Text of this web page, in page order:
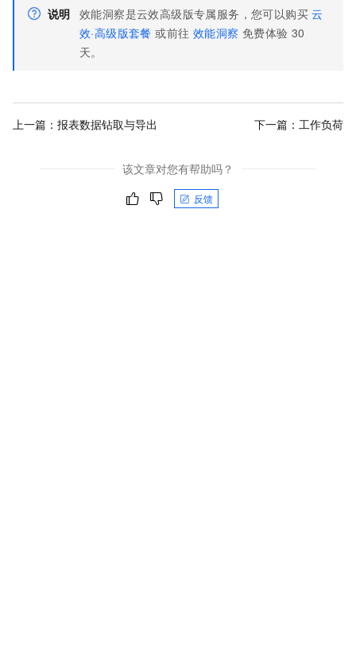
说明 效能洞察是云效高级版专属服务，您可以购买云
效·高级版套餐 或前往 效能洞察 免费体验 30
天。
上一篇： 报表数据钻取与导出 下一篇： 工作负荷
该文章对您有帮助吗？
反馈